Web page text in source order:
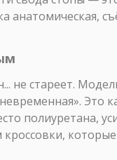
не стареет.
Это
полиуретана,